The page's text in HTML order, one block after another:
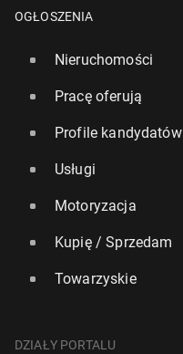
OGŁOSZENIA
Nieruchomości
Pracę oferują
Profile kandydatów
Usługi
Motoryzacja
Kupię / Sprzedam
Towarzyskie
DZIAŁY PORTALU